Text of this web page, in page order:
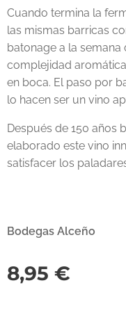
Cuando termina la
las mismas barricas
batonage a la
complejidad
en boca. El paso por
lo hacen ser un vino
Después de 150 años
elaborado este vino
satisfacer los
Bodegas Alceño
8,95 €